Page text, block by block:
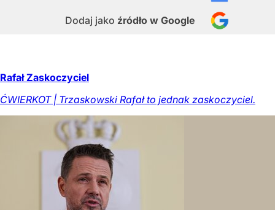
Dodaj jako źródło w Google
Rafał Zaskoczyciel
ĆWIERKOT | Trzaskowski Rafał to jednak zaskoczyciel.